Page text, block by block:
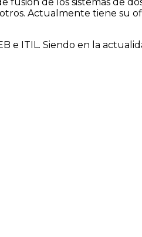
Actualmente tiene su
e ITIL. Siendo en la